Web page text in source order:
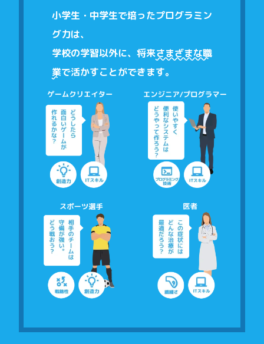
小学生・中学生で培ったプログラミン
グ力は、
学校の学習以外に、 将来さまざまな職
業で活かすことができます。